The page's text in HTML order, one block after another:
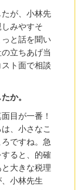
が、小林先
みやすそ
と話を聞い
立ちあげ当
ト面で相談
か。
目が一番！
、小さなこ
ですね。急
ると、的確
大きな税理
小林先生